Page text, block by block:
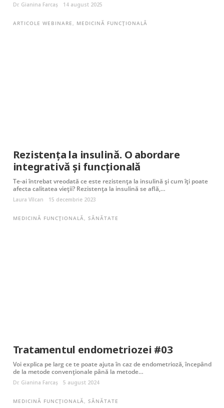
Dr. Gianina Farcaș 14 august 2025
ARTICOLE WEBINARE MEDICINĂ FUNCȚIONALĂ
Rezistența la insulină. O abordare
integrativă și funcțională
Te-ai întrebat vreodată ce este rezistența la insulină și cum îți poate
afecta calitatea vieții? Rezistența la insulină se află,…
Laura Vîlcan 15 decembrie 2023
MEDICINĂ FUNCȚIONALĂ, SĂNĂTATE
Tratamentul endometriozei #03
Voi explica pe larg ce te poate ajuta în caz de endometrioză, începând
de la metode convenționale până la metode…
Dr. Gianina Farcaș 5 august 2024
MEDICINĂ FUNCȚIONALĂ, SĂNĂTATE